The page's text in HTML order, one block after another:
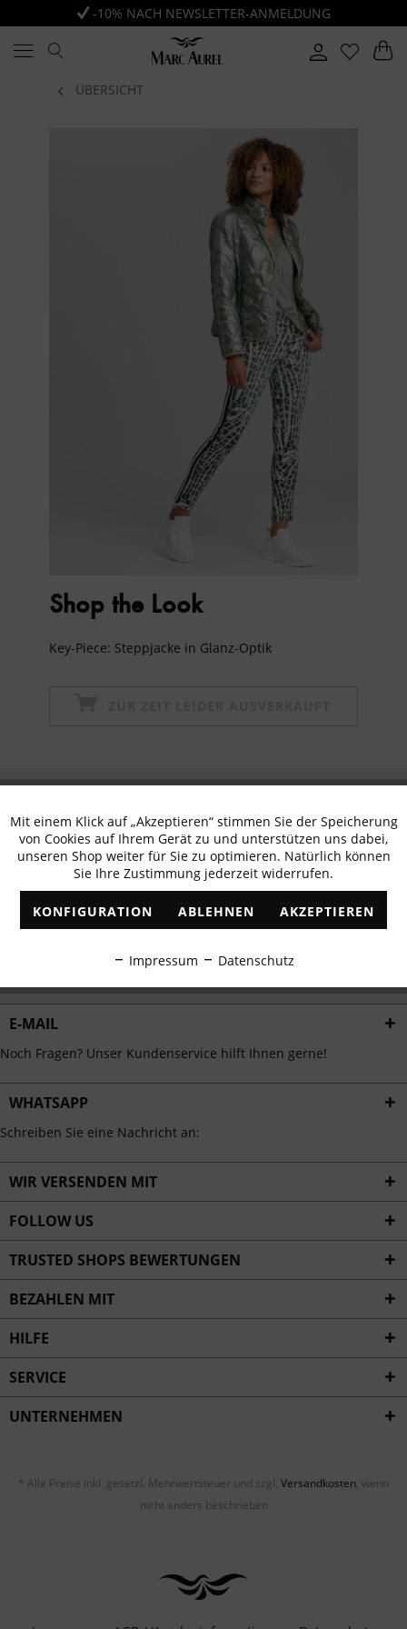
-10% NACH NEWSLETTER-ANMELDUNG
ÜBERSICHT
Shop the Look
Key-Piece: Steppjacke in Glanz-Optik
erhalten
✓ Exklusive Angebote ✓ Die aktuellsten Trends
E-MAIL
Noch Fragen? Unser Kundenservice hilft Ihnen gerne!
WHATSAPP
Schreiben Sie eine Nachricht an:
WIR VERSENDEN MIT
FOLLOW US
TRUSTED SHOPS BEWERTUNGEN
BEZAHLEN MIT
HILFE
SERVICE
UNTERNEHMEN
* Alle Preise inkl. gesetzl. Mehrwertsteuer und zzgl. Versandkosten, wenn
nicht anders beschrieben
Funktionale Aktiv
Marketing Inaktiv
Tracking Inaktiv
Personalisierung Inaktiv
Service
Mit einem Klick auf „Akzeptieren“ stimmen Sie der Speicherung
von Cookies auf Ihrem Gerät zu und unterstützen uns dabei,
unseren Shop weiter für Sie zu optimieren. Natürlich können
Sie Ihre Zustimmung jederzeit widerrufen.
KONFIGURATION ABLEHNEN AKZEPTIEREN
Impressum Datenschutz